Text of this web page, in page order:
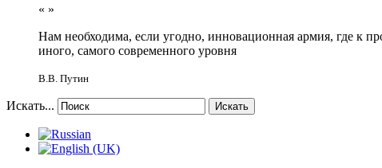
« »
Нам необходима, если угодно, инновационная армия, где к
иного, самого современного уровня
В.В. Путин
Искать... Искать